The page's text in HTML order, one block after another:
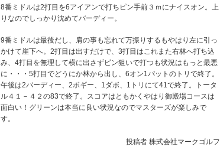
8番ミドルは2打目を6アイアンで打ちピン手前３ｍにナイスオン。上
りなのでしっかり沈めてバーディー。
9番ミドルは最後だし、肩の事も忘れて万振りするもやはり左に引っ
かけて崖下へ。2打目は出すだけで、3打目はこれまた右林へ打ち込
み、4打目を無理して横に出さずピン狙いで打つも状況はもっと最悪
に・・・5打目でどうにか林から出し、6オン1パットのトリで終了。
午後は2バーディー、2ボギー、1ダボ、1トリにて41で終了。トータ
ル４１－４２の83で終了。スコアはともかくやはり御殿場コースは
面白い！グリーンは本当に良い状況なのでマスターズが楽しみで
す。
投稿者 株式会社マークゴルフ